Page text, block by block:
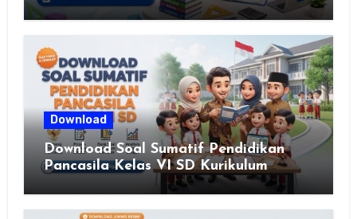
Download
Download Soal Sumatif Pendidikan
Pancasila Kelas VI SD Kurikulum
Merdeka, Solusi Praktis Guru
Menyusun Asesmen Berkualitas